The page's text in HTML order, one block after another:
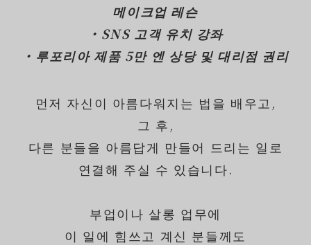
메이크업 레슨
・SNS 고객 유치 강좌
・루포리아 제품 5만 엔 상당 및 대리점 권리
먼저 자신이 아름다워지는 법을 배우고,
그 후,
다른 분들을 아름답게 만들어 드리는 일로
연결해 주실 수 있습니다.
부업이나 살롱 업무에
이 일에 힘쓰고 계신 분들께도